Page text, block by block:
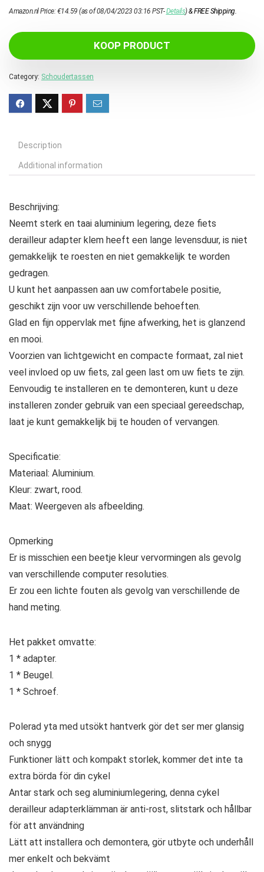
Amazon.nl Price:€14.59 (as of 08/04/2023 03:16 PST-Details)&FREE Shipping.
KOOP PRODUCT
Category: Schoudertassen
Description
Additional information
Beschrijving:
Neemt sterk en taai aluminium legering, deze fiets
derailleur adapter klem heeft een lange levensduur, is niet
gemakkelijk te roesten en niet gemakkelijk te worden
gedragen.
U kunt het aanpassen aan uw comfortabele positie,
geschikt zijn voor uw verschillende behoeften.
Glad en fijn oppervlak met fijne afwerking, het is glanzend
en mooi.
Voorzien van lichtgewicht en compacte formaat, zal niet
veel invloed op uw fiets, zal geen last om uw fiets te zijn.
Eenvoudig te installeren en te demonteren, kunt u deze
installeren zonder gebruik van een speciaal gereedschap,
laat je kunt gemakkelijk bij te houden of vervangen.
Specificatie:
Materiaal: Aluminium.
Kleur: zwart, rood.
Maat: Weergeven als afbeelding.
Opmerking
Er is misschien een beetje kleur vervormingen als gevolg
van verschillende computer resoluties.
Er zou een lichte fouten als gevolg van verschillende de
hand meting.
Het pakket omvatte:
1 * adapter.
1 * Beugel.
1 * Schroef.
Polerad yta med utsökt hantverk gör det ser mer glansig
och snygg
Funktioner lätt och kompakt storlek, kommer det inte ta
extra börda för din cykel
Antar stark och seg aluminiumlegering, denna cykel
derailleur adapterklämman är anti-rost, slitstark och hållbar
för att användning
Lätt att installera och demontera, gör utbyte och underhåll
mer enkelt och bekvämt